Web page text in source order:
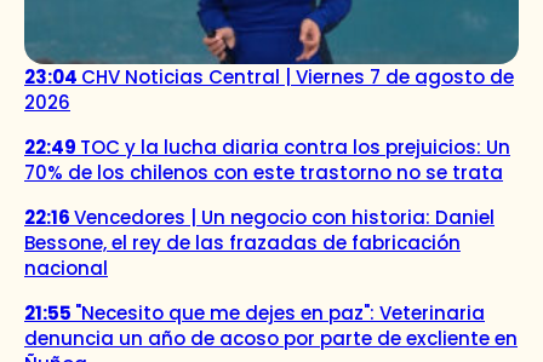
23:04 CHV Noticias Central | Viernes 7 de agosto de
2026
22:49 TOC y la lucha diaria contra los prejuicios: Un
70% de los chilenos con este trastorno no se trata
22:16Vencedores | Un negocio con historia: Daniel
Bessone, el rey de las frazadas de fabricación
nacional
21:55 "Necesito que me dejes en paz": Veterinaria
denuncia un año de acoso por parte de excliente en